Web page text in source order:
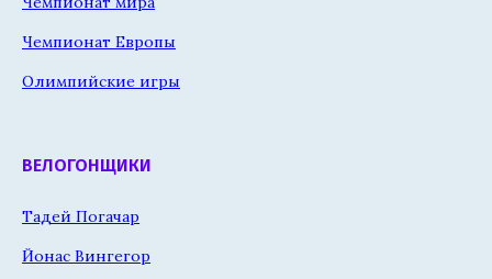
Чемпионат Европы
Олимпийские игры
ВЕЛОГОНЩИКИ
Тадей Погачар
Йонас Вингегор